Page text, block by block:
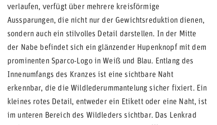
verlaufen, verfügt über mehrere kreisförmige
Aussparungen, die nicht nur der Gewichtsreduktion dienen,
sondern auch ein stilvolles Detail darstellen. In der Mitte
der Nabe befindet sich ein glänzender Hupenknopf mit dem
prominenten Sparco-Logo in Weiß und Blau. Entlang des
Innenumfangs des Kranzes ist eine sichtbare Naht
erkennbar, die die Wildlederummantelung sicher fixiert. Ein
kleines rotes Detail, entweder ein Etikett oder eine Naht, ist
im unteren Bereich des Wildleders sichtbar. Das Lenkrad